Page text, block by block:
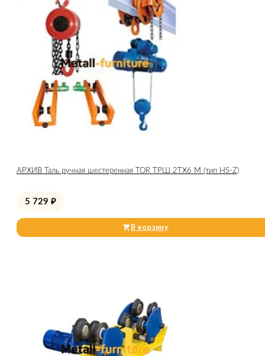
АРХИВ Таль ручная шестеренная TOR ТРШ 2ТХ6 М (тип HS-Z)
5 729 ₽
В корзину